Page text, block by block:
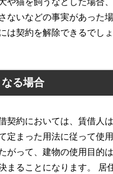
ないなどの事実があった
は契約を解除できるでしょ
る場合
契約においては、賃借人
定まった用法に従って使
がって、建物の使用目的
まることになります。 居